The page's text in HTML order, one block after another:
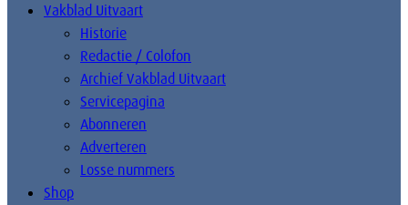
Vakblad Uitvaart
Historie
Redactie / Colofon
Archief Vakblad Uitvaart
Servicepagina
Abonneren
Adverteren
Losse nummers
Shop